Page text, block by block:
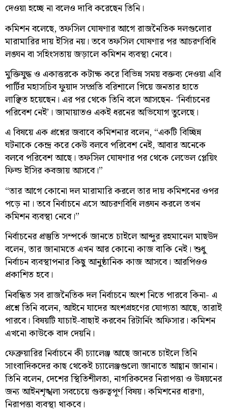
দেওয়া হচ্ছে না বলেও দাবি করেছেন তিনি।
কমিশন বলেছে, তফসিল ঘোষণার আগে রাজনৈতিক দলগুলোর
মারামারির দায় ইসির নয়। তবে তফসিল ঘোষণার পর আচরণবিধি
লঙ্ঘন বা সহিংসতায় জড়ালে কমিশন ব্যবস্থা নেবে।
মুক্তিযুদ্ধ ও একাত্তরকে কটাক্ষ করে বিভিন্ন সময় বক্তব্য দেওয়া এবি
পার্টির মহাসচিব ফুয়াদ সম্প্রতি বরিশালে গিয়ে জনতার হাতে
লাঞ্ছিত হয়েছেন। এর পর থেকে তিনি বলে আসছেন- ‘নির্বাচনের
পরিবেশ নেই’। জামায়াতও একই ধরনের অভিযোগ তুলেছে।
এ বিষয়ে এক প্রশ্নের জবাবে কমিশনার বলেন, “একটি বিচ্ছিন্ন
ঘটনাকে কেন্দ্র করে কেউ বলবে পরিবেশ নেই, আবার অনেকে
বলবে পরিবেশ আছে। তফসিল ঘোষণার পর থেকে লেভেল প্লেয়িং
ফিল্ড ইসির কবজায় আসবে।”
“তার আগে কোনো দল মারামারি করলে তার দায় কমিশনের ওপর
পড়ে না। তবে নির্বাচনে এসে আচরণবিধি লঙ্ঘন করলে তখন
কমিশন ব্যবস্থা নেবে।”
নির্বাচনের প্রস্তুতি সম্পর্কে জানতে চাইলে আব্দুর রহমানেল মাছউদ
বলেন, তার জানামতে এখন আর কোনো কাজ বাকি নেই। শুধু
নির্বাচন ব্যবস্থাপনার কিছু আনুষ্ঠানিক কাজ আসবে। আরপিওও
প্রকাশিত হবে।
নিবন্ধিত সব রাজনৈতিক দল নির্বাচনে অংশ নিতে পারবে কিনা- এ
প্রশ্নে তিনি বলেন, আইনে যাদের অংশগ্রহণের যোগ্যতা আছে, তারাই
পারবে। বিষয়টি যাচাই-বাছাই করবেন রিটার্নিং অফিসার। কমিশন
এখনো কাউকে বাদ দেয়নি।
ফেব্রুয়ারির নির্বাচনে কী চ্যালেঞ্জ আছে জানতে চাইলে তিনি
সাংবাদিকদের কাছ থেকেই চ্যালেঞ্জগুলো জানাতে আহ্বান জানান।
তিনি বলেন, দেশের স্থিতিশীলতা, নাগরিকদের নিরাপত্তা ও উন্নয়নের
জন্য আইনশৃঙ্খলা সবচেয়ে গুরুত্বপূর্ণ বিষয়। কমিশনের ধারণা,
নিরাপত্তা ব্যবস্থা থাকবে।